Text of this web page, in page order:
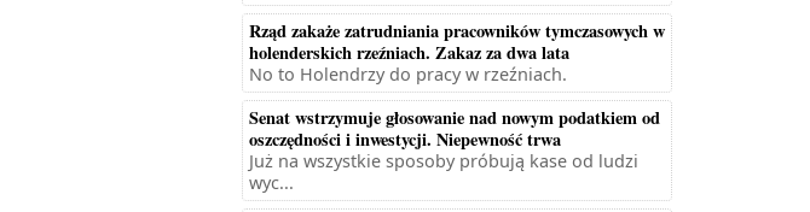
Rząd zakaże zatrudniania pracowników tymczasowych w
holenderskich rzeźniach. Zakaz za dwa lata
No to Holendrzy do pracy w rzeźniach.
Senat wstrzymuje głosowanie nad nowym podatkiem od
oszczędności i inwestycji. Niepewność trwa
Już na wszystkie sposoby próbują kase od ludzi
wyc...